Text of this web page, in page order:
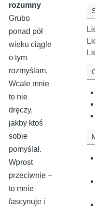
rozumny
Grubo
ponad pół
wieku ciągle
o tym
rozmyślam.
Wcale mnie
to nie
dręczy,
jakby ktoś
sobie
pomyślał.
Wprost
przeciwnie –
to mnie
fascynuje i